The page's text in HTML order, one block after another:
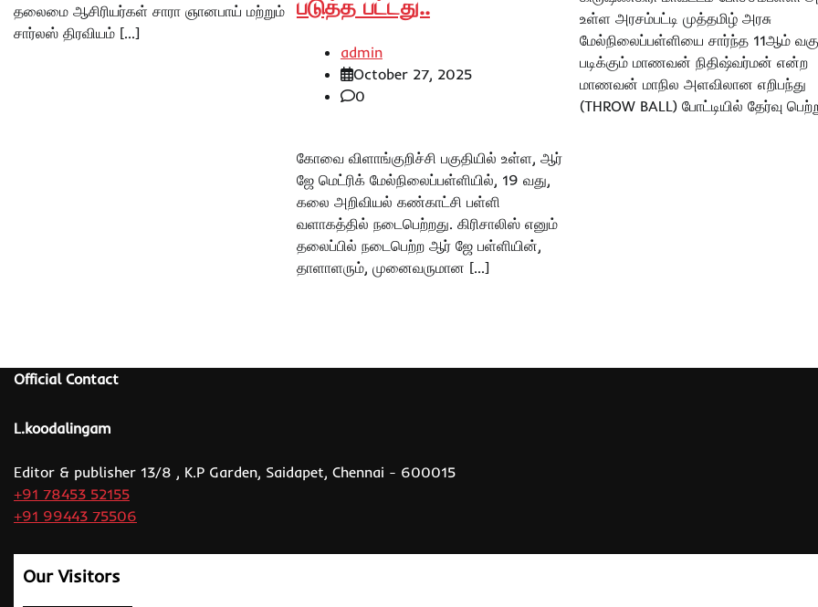
தலைமை ஆசிரியர்கள் சாரா ஞானபாய் மற்றும்
சார்லஸ் திரவியம் […]
படுத்த பட்டது..
admin
October 27, 2025
0
கோவை விளாங்குறிச்சி பகுதியில் உள்ள, ஆர்
ஜே மெட்ரிக் மேல்நிலைப்பள்ளியில், 19 வது,
கலை அறிவியல் கண்காட்சி பள்ளி
வளாகத்தில் நடைபெற்றது. கிரிசாலிஸ் எனும்
தலைப்பில் நடைபெற்ற ஆர் ஜே பள்ளியின்,
தாளாளரும், முனைவருமான […]
உள்ள அரசம்பட்டி முத்தமிழ் அரசு
மேல்நிலைப்பள்ளியை சார்ந்த 11ஆம்
படிக்கும் மாணவன் நிதிஷ்வர்மன் என்ற
மாணவன் மாநில அளவிலான எறிபந்து
(THROW BALL) போட்டியில் தேர்வு
Official Contact
L.koodalingam
Editor & publisher 13/8 , K.P Garden, Saidapet, Chennai - 600015
+91 78453 52155
+91 99443 75506
Our Visitors